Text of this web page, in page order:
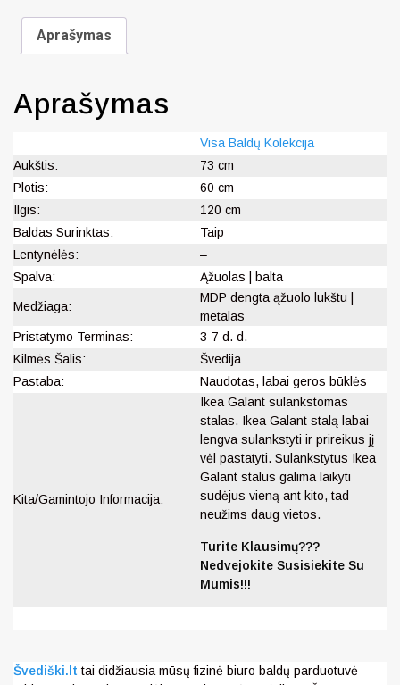
Aprašymas
Aprašymas
Visa Baldų Kolekcija
Aukštis:
73 cm
Plotis:
60 cm
Ilgis:
120 cm
Baldas Surinktas:
Taip
Lentynėlės:
–
Spalva:
Ąžuolas | balta
Medžiaga:
MDP dengta ąžuolo lukštu |
metalas
Pristatymo Terminas:
3-7 d. d.
Kilmės Šalis:
Švedija
Pastaba:
Naudotas, labai geros būklės
Kita/Gamintojo Informacija:
Ikea Galant sulankstomas
stalas. Ikea Galant stalą labai
lengva sulankstyti ir prireikus jį
vėl pastatyti. Sulankstytus Ikea
Galant stalus galima laikyti
sudėjus vieną ant kito, tad
neužims daug vietos.
Turite Klausimų???
Nedvejokite Susisiekite Su
Mumis!!!
Švediški.lt tai didžiausia mūsų fizinė biuro baldų parduotuvė